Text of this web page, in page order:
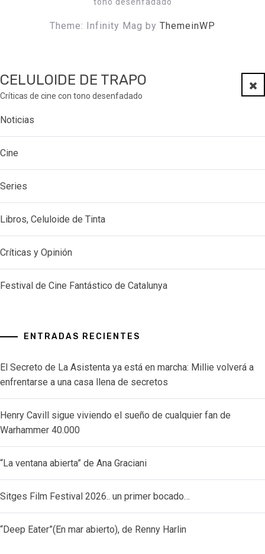
Theme: Infinity Mag by ThemeinWP
CELULOIDE DE TRAPO
Críticas de cine con tono desenfadado
Noticias
Cine
Series
Libros, Celuloide de Tinta
Críticas y Opinión
Festival de Cine Fantástico de Catalunya
ENTRADAS RECIENTES
El Secreto de La Asistenta ya está en marcha: Millie volverá a
enfrentarse a una casa llena de secretos
Henry Cavill sigue viviendo el sueño de cualquier fan de
Warhammer 40.000
“La ventana abierta” de Ana Graciani
Sitges Film Festival 2026.. un primer bocado…
“Deep Eater”(En mar abierto), de Renny Harlin